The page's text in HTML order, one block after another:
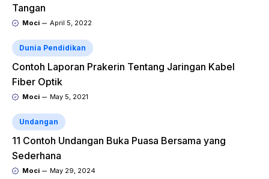
Tangan
Moci April 5, 2022
Dunia Pendidikan
Contoh Laporan Prakerin Tentang Jaringan Kabel
Fiber Optik
Moci May 5, 2021
Undangan
11 Contoh Undangan Buka Puasa Bersama yang
Sederhana
Moci May 29, 2024